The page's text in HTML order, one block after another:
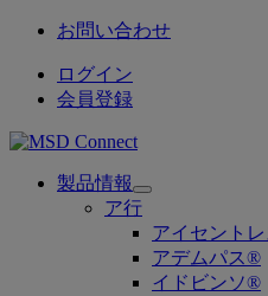
お問い合わせ
ログイン
会員登録
製品情報
Open
submenu
ア行
アイセント
アデムパス®
イドビンソ®